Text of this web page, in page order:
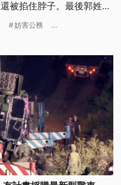
被掐住脖子。最後郭姓中
，秉持留優汰劣原則，如
肚，這名24歲的郭姓現役
妨害公務 ...